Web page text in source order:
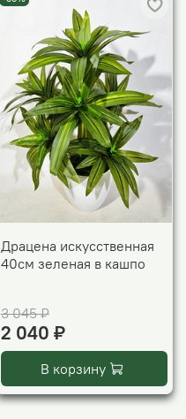
Драцена искусственная
40см зеленая в кашпо
3 045 ₽
2 040 ₽
В корзину